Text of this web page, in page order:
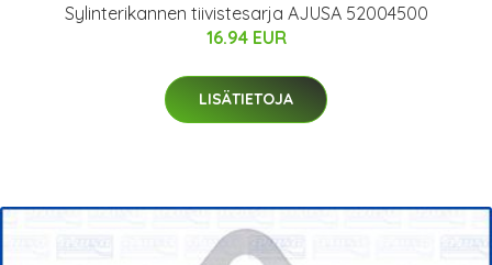
Sylinterikannen tiivistesarja AJUSA 52004500
16.94 EUR
LISÄTIETOJA